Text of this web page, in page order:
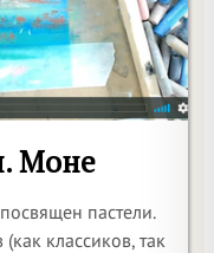
Моне
пастели.
классиков, так